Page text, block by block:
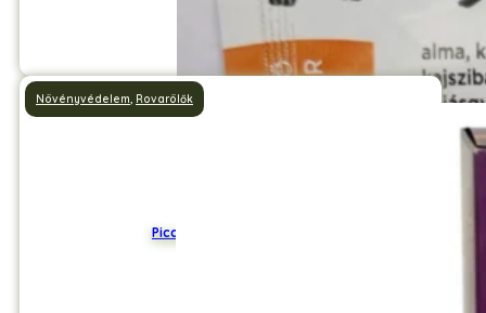
Picador Talajfertőtlenítő
Növényvédelem, Rovarölők